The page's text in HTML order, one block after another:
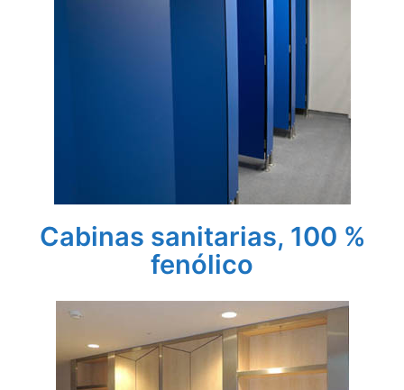
Cabinas sanitarias, 100 %
fenólico